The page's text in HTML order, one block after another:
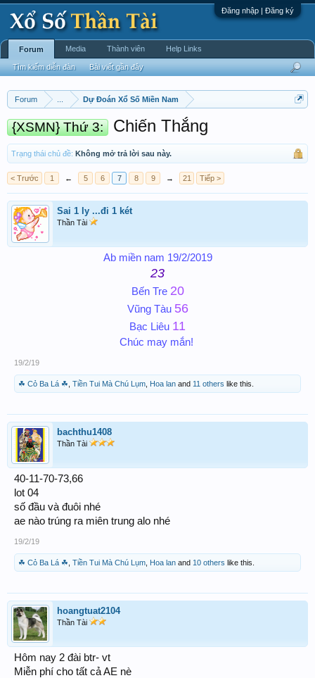
Đăng nhập | Đăng ký
Forum Dự Đoán Xổ Số Miền Nam
{XSMN} Thứ 3: Chiến Thắng
Trạng thái chủ đề: Không mở trả lời sau này.
< Trước 1 ← 5 6 7 8 9 → 21 Tiếp >
Sai 1 ly ...đi 1 két
Thần Tài
Ab miền nam 19/2/2019
23
Bến Tre 20
Vũng Tàu 56
Bạc Liêu 11
Chúc may mắn!
19/2/19
☘ Cỏ Ba Lá ☘ Tiền Tui Mà Chú Lụm Hoa lan and 11 others like this.
bachthu1408
Thần Tài
40-11-70-73,66
lot 04
số đầu và đuôi nhé
ae nào trúng ra miên trung alo nhé
19/2/19
☘ Cỏ Ba Lá ☘ Tiền Tui Mà Chú Lụm Hoa lan and 10 others like this.
hoangtuat2104
Thần Tài
Hôm nay 2 đài btr- vt
Miễn phí cho tất cả AE nè
Forum
Tìm kiếm diễn đàn Bài viết gần đây
Media Thành viên Help Links